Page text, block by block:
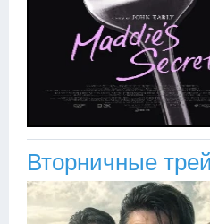
Вторничные